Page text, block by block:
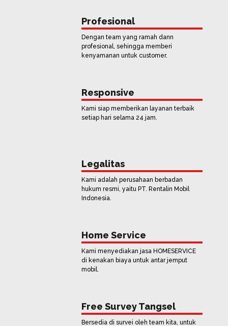
Profesional
Dengan team yang ramah dann
profesional, sehingga memberi
kenyamanan untuk customer.
Responsive
Kami siap memberikan layanan terbaik
setiap hari selama 24 jam.
Legalitas
Kami adalah perusahaan berbadan
hukum resmi, yaitu PT. Rentalin Mobil
Indonesia.
Home Service
Kami menyediakan jasa HOMESERVICE
di kenakan biaya untuk antar jemput
mobil.
Free Survey Tangsel
Bersedia di survei oleh team kita, untuk